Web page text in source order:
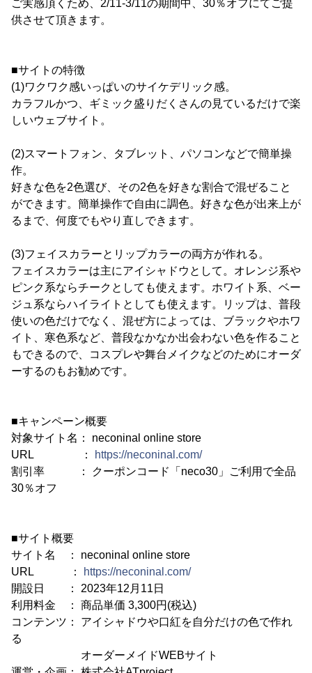
ご実感頂くため、2/11-3/11の期間中、30％オフにてご提
供させて頂きます。
■サイトの特徴
(1)ワクワク感いっぱいのサイケデリック感。
カラフルかつ、ギミック盛りだくさんの見ているだけで楽
しいウェブサイト。
(2)スマートフォン、タブレット、パソコンなどで簡単操
作。
好きな色を2色選び、その2色を好きな割合で混ぜること
ができます。簡単操作で自由に調色。好きな色が出来上が
るまで、何度でもやり直しできます。
(3)フェイスカラーとリップカラーの両方が作れる。
フェイスカラーは主にアイシャドウとして。オレンジ系や
ピンク系ならチークとしても使えます。ホワイト系、ベー
ジュ系ならハイライトとしても使えます。リップは、普段
使いの色だけでなく、混ぜ方によっては、ブラックやホワ
イト、寒色系など、普段なかなか出会わない色を作ること
もできるので、コスプレや舞台メイクなどのためにオーダ
ーするのもお勧めです。
■キャンペーン概要
対象サイト名： neconinal online store
URL ：
https://neconinal.com/
割引率 ： クーポンコード「neco30」ご利用で全品
30％オフ
■サイト概要
サイト名 ： neconinal online store
URL ：
https://neconinal.com/
開設日 ： 2023年12月11日
利用料金 ： 商品単価 3,300円(税込)
コンテンツ： アイシャドウや口紅を自分だけの色で作れ
る
オーダーメイドWEBサイト